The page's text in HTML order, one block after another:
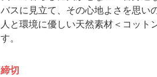
バスに見立て、その心地よさを思い
人と環境に優しい天然素材＜コット
す。
締切